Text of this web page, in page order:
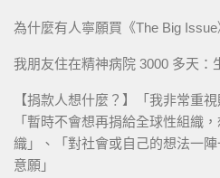
為什麼有人寧願買《The Big
我朋友住在精神病院 3000 多天：
【捐款人想什麼？】「我非常重
「暫時不會想再捐給全球性組織
織」、「對社會或自己的想法一
意願」